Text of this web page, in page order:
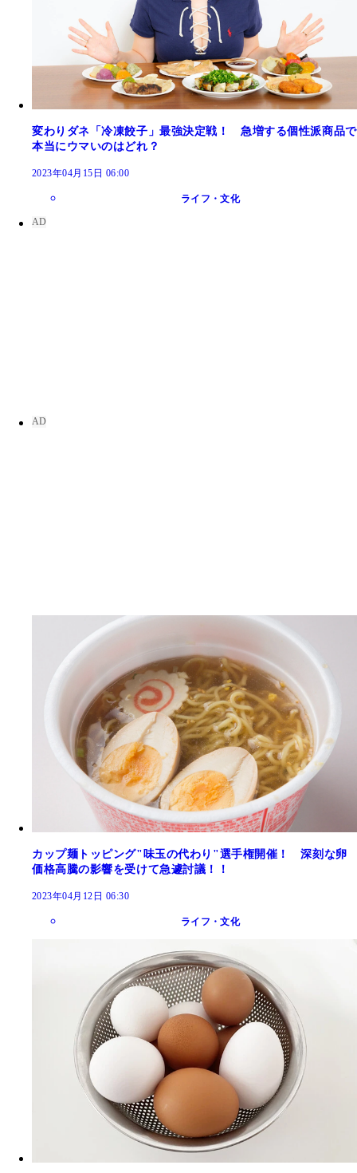
変わりダネ「冷凍餃子」最強決定戦！ 急増する個性派商品で
本当にウマいのはどれ？
2023年04月15日 06:00
ライフ・文化
カップ麺トッピング"味玉の代わり"選手権開催！ 深刻な卵
価格高騰の影響を受けて急遽討議！！
2023年04月12日 06:30
ライフ・文化